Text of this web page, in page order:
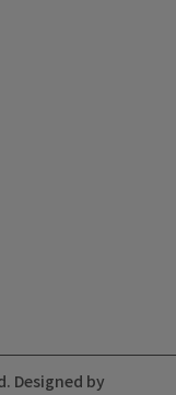
Designed by